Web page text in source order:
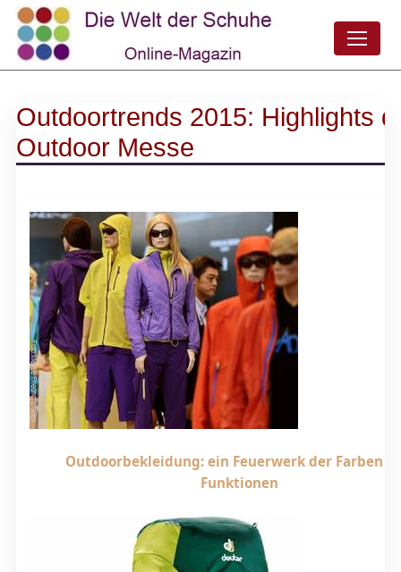
Outdoortrends 2015: Highlights
Outdoor Messe
Outdoorbekleidung: ein Feuerwerk der Farben
Funktionen